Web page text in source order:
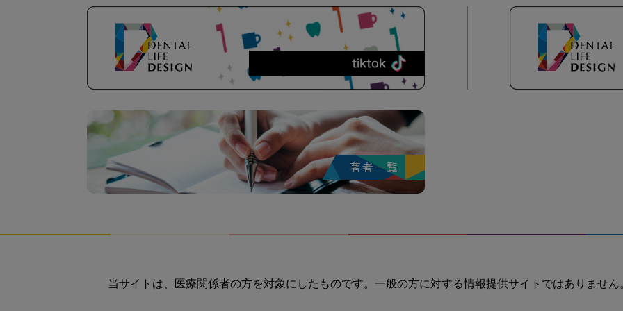
当サイトは、医療関係者の方を対象にしたものです。一般の方に対する情報提供サイトではありません